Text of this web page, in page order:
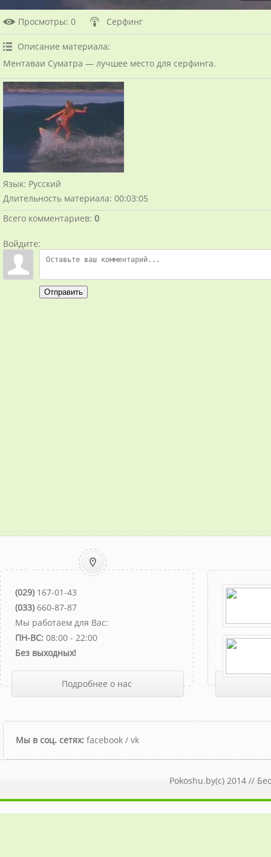
Просмотры: 0 Серфинг
Описание материала:
Ментаваи Суматра — лучшее место для серфинга.
Язык: Русский
Длительность материала: 00:03:05
Всего комментариев: 0
Войдите:
Отправить
(029) 167-01-43
(033) 660-87-87
Мы работаем для Вас:
ПН-ВС: 08:00 - 22:00
Без выходных!
Подробнее о нас
Мы в соц. сетях: facebook / vk
Pokoshu.by(c) 2014 //